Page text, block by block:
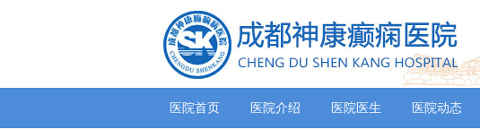
医院首页 医院介绍 医院医生 医院动态